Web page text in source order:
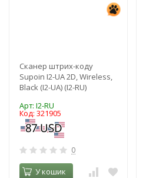
Сканер штрих-коду
Supoin I2-UA 2D, Wireless,
Black (I2-UA) (I2-RU)
Арт: I2-RU
Код: 321905
0
У кошик